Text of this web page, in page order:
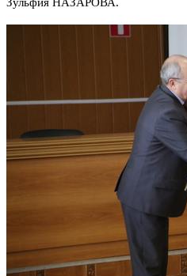
Зульфия НАЗАРОВА.